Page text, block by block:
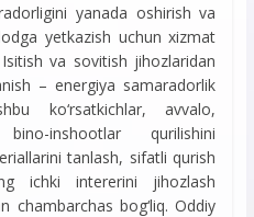
yanada oshirish va
yetkazish uchun xizmat
va sovitish jihozlaridan
– energiya samaradorlik
ko‘rsatkichlar, avvalo,
inshootlar qurilishini
tanlash, sifatli qurish
ichki intererini jihozlash
chambarchas bog‘liq. Oddiy